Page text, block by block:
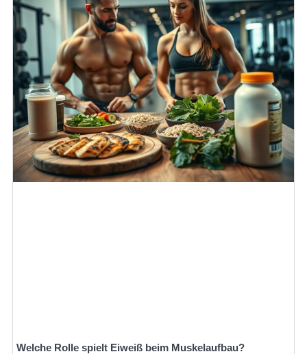
Welche Rolle spielt Eiweiß beim Muskelaufbau?